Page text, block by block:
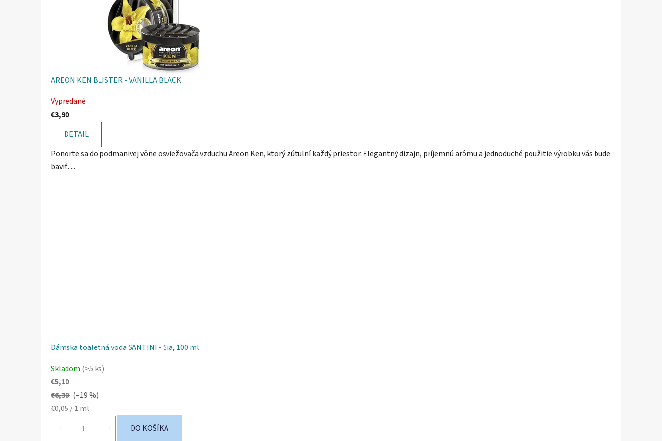
AREON KEN BLISTER - VANILLA BLACK
Vypredané
€3,90
DETAIL
Ponorte sa do podmanivej vône osviežovača vzduchu Areon Ken, ktorý zútulní každý priestor. Elegantný dizajn, príjemnú arómu a jednoduché použitie výrobku vás bude
baviť. ...
Dámska toaletná voda SANTINI - Sia, 100 ml
Skladom (>5 ks)
€5,10
€6,30 (–19 %)
Jednotková
€0,05 / 1 ml
DO KOŠÍKA